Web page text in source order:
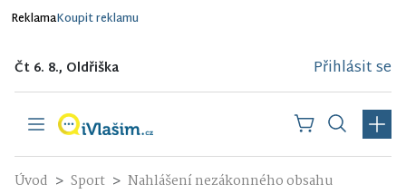
ReklamaKoupit reklamu
Čt 6. 8., Oldřiška Přihlásit se
Úvod Sport Nahlášení nezákonného obsahu